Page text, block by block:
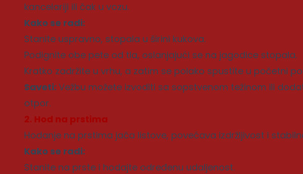
kancelariji ili čak u vozu.
Kako se radi:
Stanite uspravno, stopala u širini kukova.
Podignite obe pete od tla, oslanjajući se na jagodice stopala.
Kratko zadržite u vrhu, a zatim se polako spustite u početni
Saveti: Vežbu možete izvoditi sa sopstvenom težinom ili
otpor.
2. Hod na prstima
Hodanje na prstima jača listove, povećava izdržljivost i
Kako se radi:
Stanite na prste i hodajte određenu udaljenost.